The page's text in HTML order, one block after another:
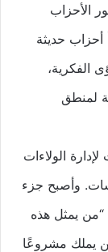
الأحزاب
أحزاب حديثة
الفكرية،
لمنطق
الولاءات
وأصبح جزء
يمثل هذه
يملك مشروعًا